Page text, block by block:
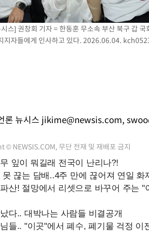
스] 권창회 기자 = 한동훈 무소속 부산 북구 갑
지자들에게 인사하고 있다. 2026.06.04.
뉴시스 jikime@newsis.com,
© NEWSIS.COM, 무단 전재 및 재배포 금지